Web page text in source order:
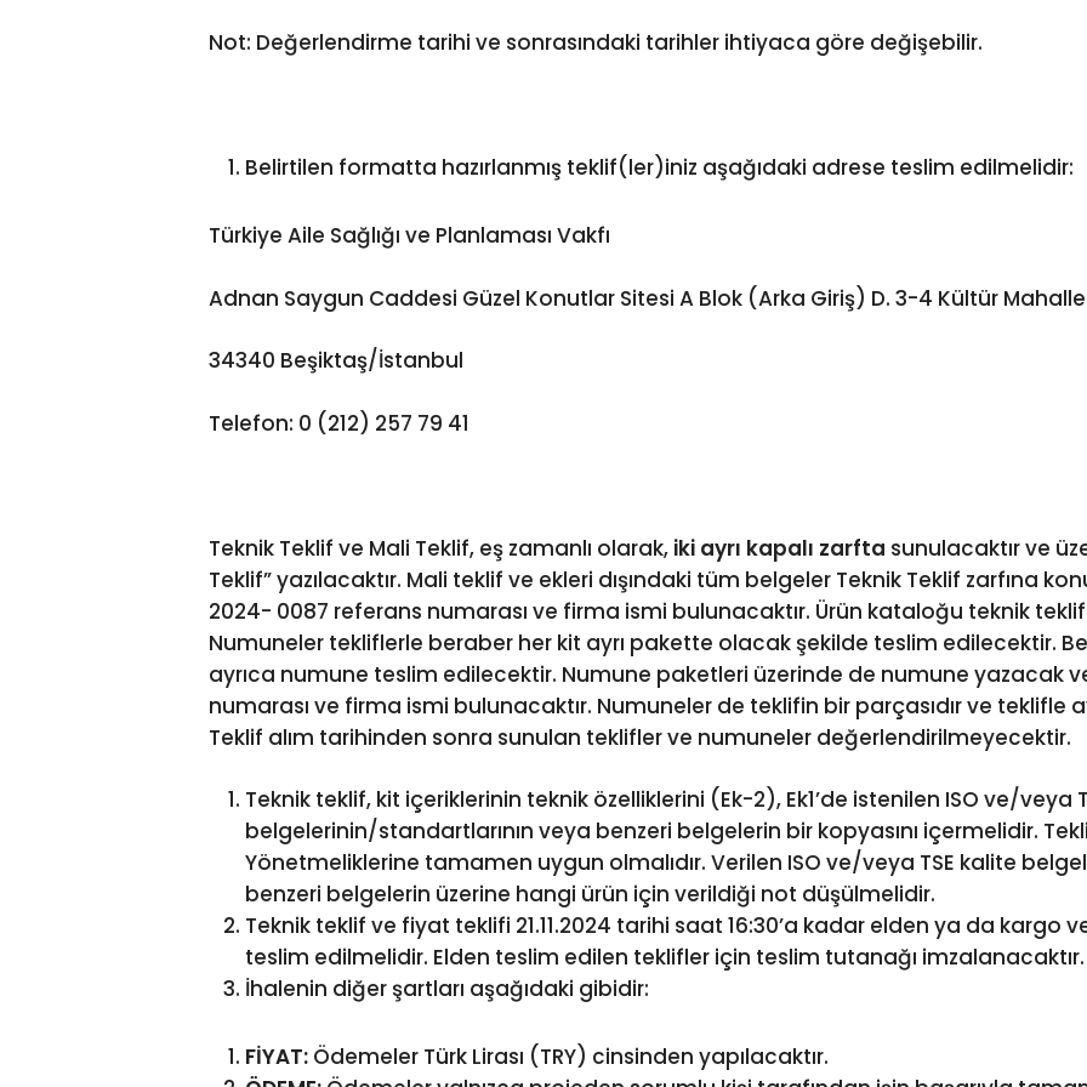
Not: Değerlendirme tarihi ve sonrasındaki tarihler ihtiyaca göre değişebilir.
Belirtilen formatta hazırlanmış teklif(ler)iniz aşağıdaki adrese teslim edilmelidir:
Türkiye Aile Sağlığı ve Planlaması Vakfı
Adnan Saygun Caddesi Güzel Konutlar Sitesi A Blok (Arka Giriş) D. 3-4 Kültür
34340 Beşiktaş/İstanbul
Telefon: 0 (212) 257 79 41
Teknik Teklif ve Mali Teklif, eş zamanlı olarak, iki ayrı kapalı zarfta sunulacaktır ve
Teklif” yazılacaktır. Mali teklif ve ekleri dışındaki tüm belgeler Teknik Teklif zarfına
2024- 0087 referans numarası ve firma ismi bulunacaktır. Ürün kataloğu teknik
Numuneler tekliflerle beraber her kit ayrı pakette olacak şekilde teslim edilecektir.
ayrıca numune teslim edilecektir. Numune paketleri üzerinde de numune yazacak
numarası ve firma ismi bulunacaktır. Numuneler de teklifin bir parçasıdır ve teklifle
Teklif alım tarihinden sonra sunulan teklifler ve numuneler değerlendirilmeyecektir.
Teknik teklif, kit içeriklerinin teknik özelliklerini (Ek-2), Ek1’de istenilen ISO ve/veya
belgelerinin/standartlarının veya benzeri belgelerin bir kopyasını içermelidir.
Yönetmeliklerine tamamen uygun olmalıdır. Verilen ISO ve/veya TSE kalite
benzeri belgelerin üzerine hangi ürün için verildiği not düşülmelidir.
Teknik teklif ve fiyat teklifi 21.11.2024 tarihi saat 16:30’a kadar elden ya da
teslim edilmelidir. Elden teslim edilen teklifler için teslim tutanağı imzalanacaktır.
İhalenin diğer şartları aşağıdaki gibidir:
FİYAT: Ödemeler Türk Lirası (TRY) cinsinden yapılacaktır.